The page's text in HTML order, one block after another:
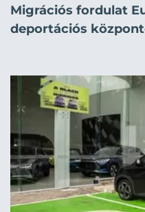
Migrációs fordulat
deportációs